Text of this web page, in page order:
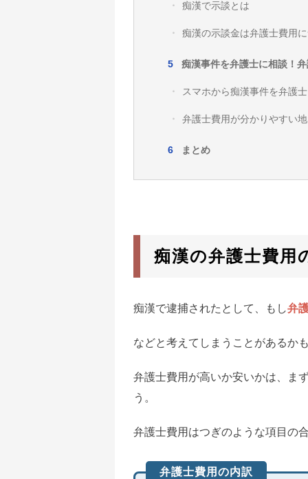
痴漢で示談とは
痴漢の示談金は弁護士費用
痴漢事件を弁護士に相談！
スマホから痴漢事件を弁護
弁護士費用が分かりやすい
まとめ
痴漢の弁護士費用
痴漢で逮捕されたとして、もし弁
などと考えてしまうことがあるか
弁護士費用が高いか安いかは、ま
う。
弁護士費用はつぎのような項目の
弁護士費用の内訳